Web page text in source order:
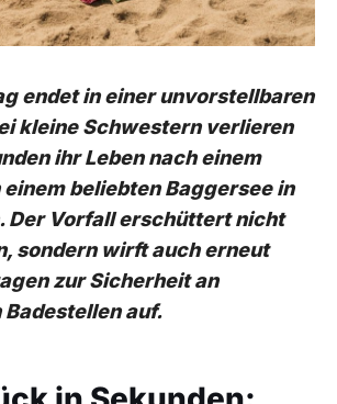
endet in einer unvorstellbaren
kleine Schwestern verlieren
ihr Leben nach einem
einem beliebten Baggersee in
Der Vorfall erschüttert nicht
sondern wirft auch erneut
zur Sicherheit an
auf.